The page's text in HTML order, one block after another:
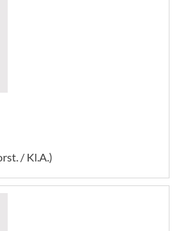
/ Kl.A.)